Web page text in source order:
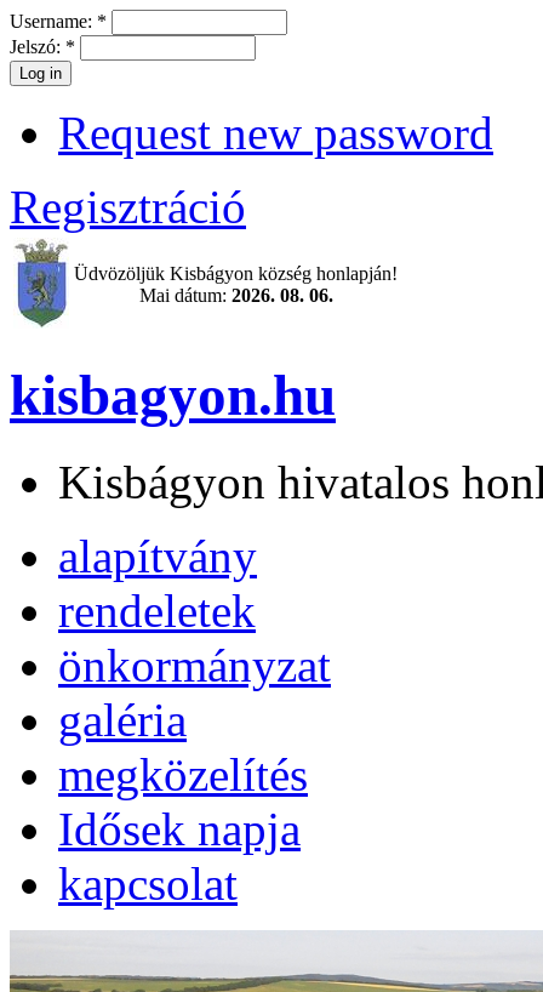
Username: *
Jelszó: *
Request new password
Regisztráció
Üdvözöljük Kisbágyon község honlapján!
Mai dátum: 2026. 08. 06.
kisbagyon.hu
Kisbágyon hivatalos
alapítvány
rendeletek
önkormányzat
galéria
megközelítés
Idősek napja
kapcsolat